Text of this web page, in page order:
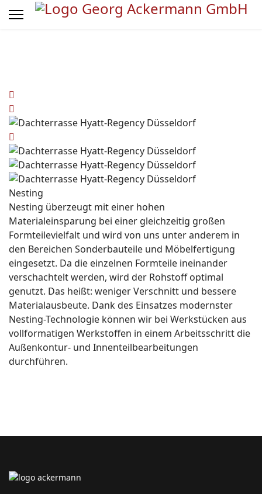
Nesting
Nesting überzeugt mit einer hohen
Materialeinsparung bei einer gleichzeitig großen
Formteilevielfalt und wird von uns unter anderem in
den Bereichen Sonderbauteile und Möbelfertigung
eingesetzt. Da die einzelnen Formteile ineinander
verschachtelt werden, wird der Rohstoff optimal
genutzt. Das heißt: weniger Verschnitt und bessere
Materialausbeute. Dank des Einsatzes modernster
Nesting-Technologie können wir bei Werkstücken aus
vollformatigen Werkstoffen in einem Arbeitsschritt die
Außenkontur- und Innenteilbearbeitungen
durchführen.